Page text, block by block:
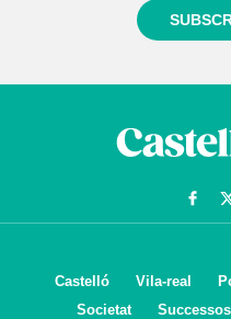
Castelló Vila-real
Societat
Successos